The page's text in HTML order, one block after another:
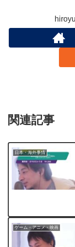
関連記事
日本・海外事情
ゲーム・アニメ・映画